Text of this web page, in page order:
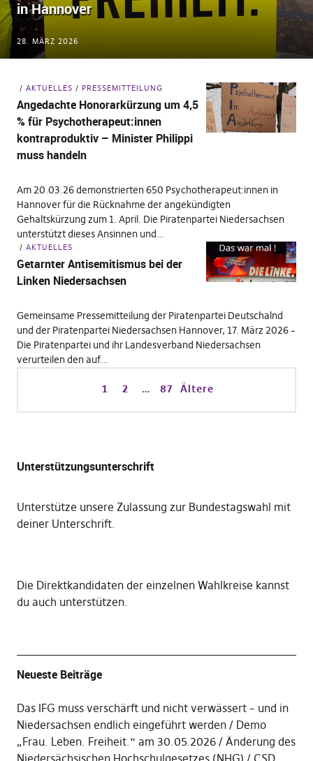
28. MÄRZ 2026
in Hannover
AKTUELLES PRESSEMITTEILUNG
Angedachte Honorarkürzung um 4,5
% für Psychotherapeut:innen
kontraproduktiv – Minister Philippi
muss handeln
Am 20.03.26 demonstrierten 650 Psychotherapeut:innen in
Hannover für die Rücknahme der angekündigten
Gehaltskürzung zum 1. April. Die Piratenpartei Niedersachsen
unterstützt dieses Ansinnen und…
AKTUELLES
Getarnter Antisemitismus bei der
Linken Niedersachsen
Gemeinsame Pressemitteilung der Piratenpartei Deutschalnd
und der Piratenpartei Niedersachsen Hannover, 17. März 2026 –
Die Piratenpartei und ihr Landesverband Niedersachsen
verurteilen den auf…
1 2 … 87 Ältere
Unterstützungsunterschrift
Unterstütze unsere Zulassung zur Bundestagswahl mit
deiner Unterschrift.
Die Direktkandidaten der einzelnen Wahlkreise kannst
du auch unterstützen.
Neueste Beiträge
Das IFG muss verschärft und nicht verwässert – und in
Niedersachsen endlich eingeführt werden
Demo
„Frau. Leben. Freiheit.“ am 30.05.2026
Änderung des
Niedersächsischen Hochschulgesetzes (NHG)
CSD